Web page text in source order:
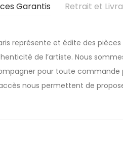
Garantis Retrait et
représente et édite des
de l’artiste. Nous
pour toute
nous permettent de